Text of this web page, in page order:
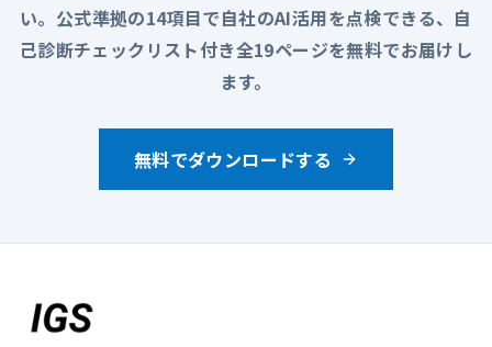
い。公式準拠の14項目で自社のAI活用を点検できる、自
己診断チェックリスト付き全19ページを無料でお届けし
ます。
無料でダウンロードする